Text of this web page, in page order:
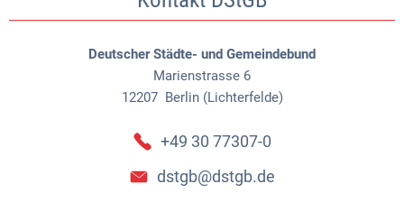
Deutscher Städte- und Gemeindebund
Marienstrasse 6
12207 Berlin (Lichterfelde)
+49 30 77307-0
dstgb@dstgb.de